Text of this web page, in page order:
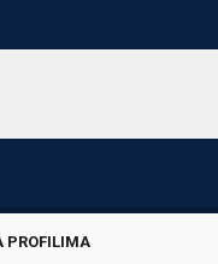
PROFILIMA